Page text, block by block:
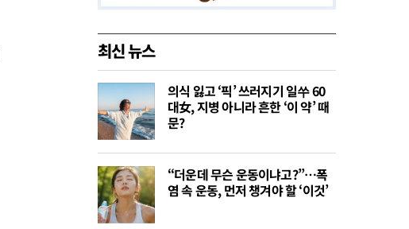
최신 뉴스
의식 잃고 ‘픽’ 쓰러지기 일쑤 60
대女, 지병 아니라 흔한 ‘이 약’ 때
문?
“더운데 무슨 운동이냐고?”…폭
염 속 운동, 먼저 챙겨야 할 ‘이것’